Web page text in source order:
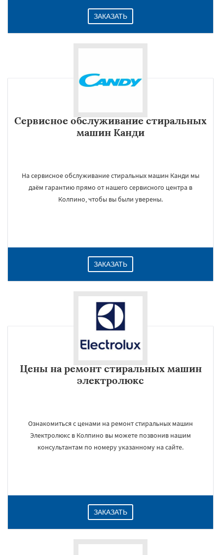
ЗАКАЗАТЬ
Сервисное обслуживание стиральных
машин Канди
На сервисное обслуживание стиральных машин Канди мы
даём гарантию прямо от нашего сервисного центра в
Колпино, чтобы вы были уверены.
ЗАКАЗАТЬ
Цены на ремонт стиральных машин
электролюкс
Ознакомиться с ценами на ремонт стиральных машин
Электролюкс в Колпино вы можете позвонив нашим
консультантам по номеру указанному на сайте.
ЗАКАЗАТЬ